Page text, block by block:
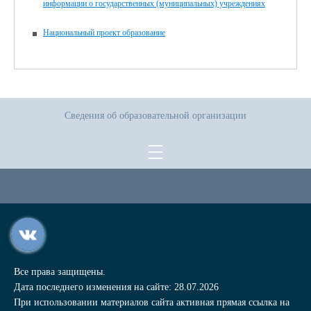
информации о государственных (муниципальных) учреждениях
Национальный проект образование
Сведения об образовательной организации
Все права защищены.
Дата последнего изменения на сайте: 28.07.2026
При использовании материалов сайта активная прямая ссылка на